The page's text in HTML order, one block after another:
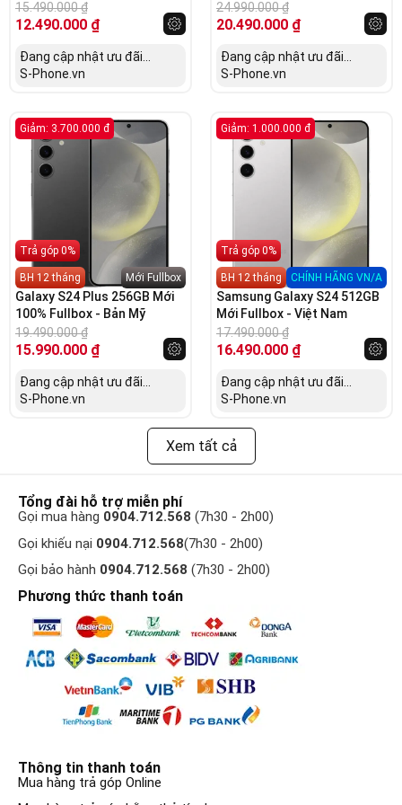
15.490.000₫
12.490.000 ₫
Đang cập nhật ưu đãi...
S-Phone.vn
24.990.000₫
20.490.000 ₫
Đang cập nhật ưu đãi...
S-Phone.vn
Giảm: 3.700.000 đ
Trả góp 0%
BH 12 tháng Mới Fullbox
Galaxy S24 Plus 256GB Mới
100% Fullbox - Bản Mỹ
19.490.000₫
15.990.000 ₫
Đang cập nhật ưu đãi...
S-Phone.vn
Giảm: 1.000.000 đ
Trả góp 0%
BH 12 tháng CHÍNH HÃNG VN/A
Samsung Galaxy S24 512GB
Mới Fullbox - Việt Nam
17.490.000₫
16.490.000 ₫
Đang cập nhật ưu đãi...
S-Phone.vn
Xem tất cả
Tổng đài hỗ trợ miễn phí
Gọi mua hàng 0904.712.568 (7h30 - 2h00)
Gọi khiếu nại 0904.712.568(7h30 - 2h00)
Gọi bảo hành 0904.712.568 (7h30 - 2h00)
Phương thức thanh toán
Thông tin thanh toán
Mua hàng trả góp Online